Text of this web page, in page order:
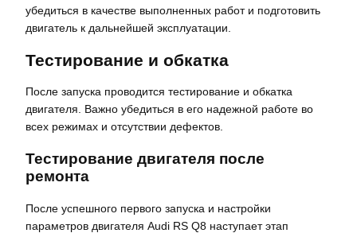
убедиться в качестве выполненных работ и подготовить
двигатель к дальнейшей эксплуатации.
Тестирование и обкатка
После запуска проводится тестирование и обкатка
двигателя. Важно убедиться в его надежной работе во
всех режимах и отсутствии дефектов.
Тестирование двигателя после
ремонта
После успешного первого запуска и настройки
параметров двигателя Audi RS Q8 наступает этап